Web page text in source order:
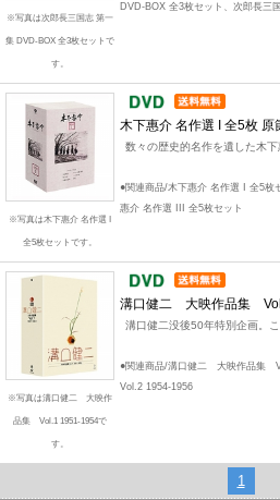
※写真は次郎長三国志 第一
集 DVD-BOX 全3枚セットで
す。
DVD-BOX 全3枚セット、次郎長三
※写真は木下惠介 名作選 I
全5枚セットです。
木下惠介 名作選 I 全5枚 原
数々の歴史的名作を遺した木下
●関連商品/木下惠介 名作選 I 全5枚
惠介 名作選 III 全5枚セット
※写真は溝口健二 大映作
品集 Vol.1 1951-1954で
す。
溝口健二 大映作品集
溝口健二没後50年特別企画。
●関連商品/溝口健二 大映作品集
Vol.2 1954-1956
1